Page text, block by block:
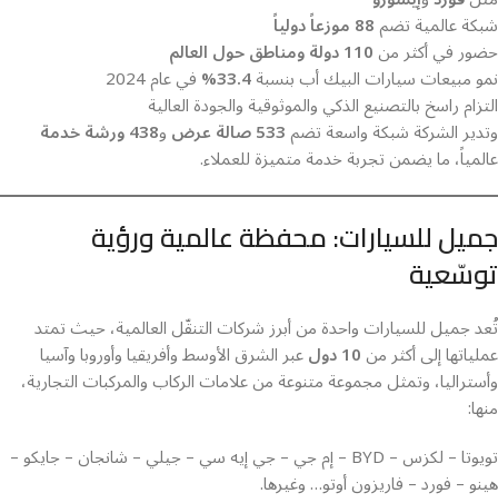
شبكة عالمية تضم88 موزعاً دولياً
حضور في أكثر من110 دولة ومناطق حول العالم
نمو مبيعات سيارات البيك أب بنسبة33.4% في عام 2024
التزام راسخ بالتصنيع الذكي والموثوقية والجودة العالية
وتدير الشركة شبكة واسعة تضم533 صالة عرض و438 ورشة خدمة
عالمياً، ما يضمن تجربة خدمة متميزة للعملاء.
جميل للسيارات: محفظة عالمية ورؤية
توسّعية
تُعد جميل للسيارات واحدة من أبرز شركات التنقّل العالمية، حيث تمتد
عملياتها إلى أكثر من10 دول عبر الشرق الأوسط وأفريقيا وأوروبا وآسيا
وأستراليا، وتمثل مجموعة متنوعة من علامات الركاب والمركبات التجارية،
منها:
تويوتا – لكزس – BYD – إم جي – جي إيه سي – جيلي – شانجان – جايكو –
هينو – فورد – فاريزون أوتو… وغيرها.